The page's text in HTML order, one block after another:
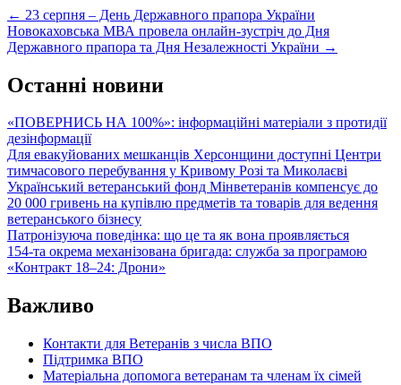
Post
navigation
← 23 серпня – День Державного прапора України
Новокаховська МВА провела онлайн-зустріч до Дня
Державного прапора та Дня Незалежності України →
Останні новини
«ПОВЕРНИСЬ НА 100%»: інформаційні матеріали з протидії
дезінформації
Для евакуйованих мешканців Херсонщини доступні Центри
тимчасового перебування у Кривому Розі та Миколаєві
Український ветеранський фонд Мінветеранів компенсує до
20 000 гривень на купівлю предметів та товарів для ведення
ветеранського бізнесу
Патронізуюча поведінка: що це та як вона проявляється
154-та окрема механізована бригада: служба за програмою
«Контракт 18–24: Дрони»
Важливо
Контакти для Ветеранів з числа ВПО
Підтримка ВПО
Матеріальна допомога ветеранам та членам їх сімей